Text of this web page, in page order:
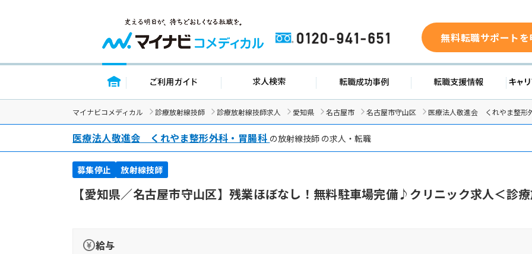
0120-941-651 無料転職サポート
トップページ ご利用ガイド 求人検索 転職成功事例 転職支
マイナビコメディカル 診療放射線技師 診療放射線技師求人 愛知県 名古屋市 名古屋市守山区 医療法人敬進会 くれやま整形
医療法人敬進会 くれやま整形外科・胃腸科 の放射線技師 の求人・転職
募集停止 放射線技師
【愛知県／名古屋市守山区】残業ほぼなし！無料駐車場完備♪クリニック求人＜診
給与